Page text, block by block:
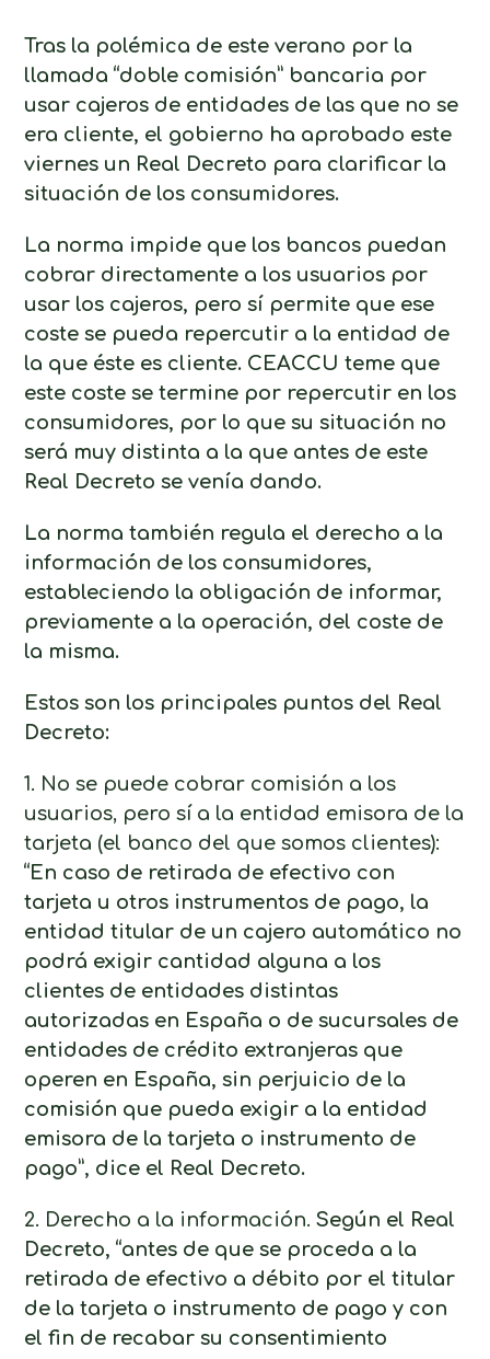
Tras la polémica de este verano por la
llamada “doble comisión” bancaria por
usar cajeros de entidades de las que no se
era cliente, el gobierno ha aprobado este
viernes un Real Decreto para clarificar la
situación de los consumidores.
La norma impide que los bancos puedan
cobrar directamente a los usuarios por
usar los cajeros, pero sí permite que ese
coste se pueda repercutir a la entidad de
la que éste es cliente. CEACCU teme que
este coste se termine por repercutir en los
consumidores, por lo que su situación no
será muy distinta a la que antes de este
Real Decreto se venía dando.
La norma también regula el derecho a la
información de los consumidores,
estableciendo la obligación de informar,
previamente a la operación, del coste de
la misma.
Estos son los principales puntos del Real
Decreto:
1. No se puede cobrar comisión a los
usuarios, pero sí a la entidad emisora de la
tarjeta (el banco del que somos clientes):
“En caso de retirada de efectivo con
tarjeta u otros instrumentos de pago, la
entidad titular de un cajero automático no
podrá exigir cantidad alguna a los
clientes de entidades distintas
autorizadas en España o de sucursales de
entidades de crédito extranjeras que
operen en España, sin perjuicio de la
comisión que pueda exigir a la entidad
emisora de la tarjeta o instrumento de
pago”, dice el Real Decreto.
2. Derecho a la información. Según el Real
Decreto, “antes de que se proceda a la
retirada de efectivo a débito por el titular
de la tarjeta o instrumento de pago y con
el fin de recabar su consentimiento